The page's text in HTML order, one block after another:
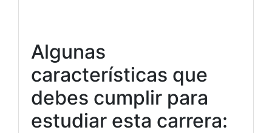
Algunas
características que
debes cumplir para
estudiar esta carrera: